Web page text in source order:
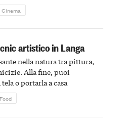
artistico in Langa
nella natura tra pittura,
Alla fine, puoi
o portarla a casa